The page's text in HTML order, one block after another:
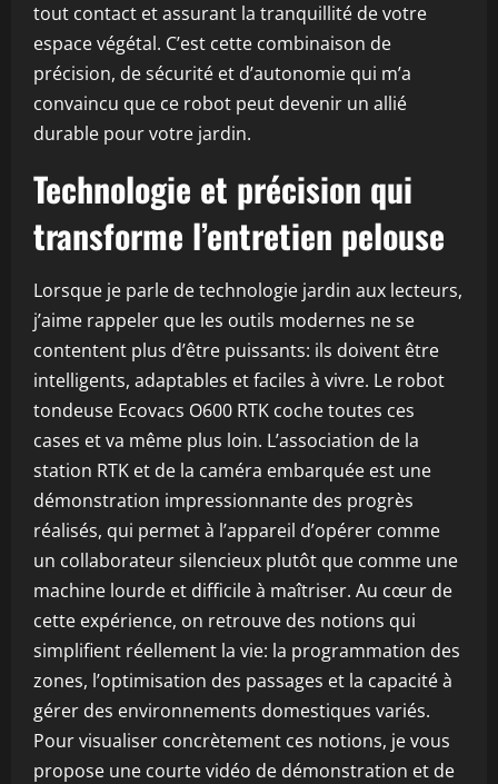
tout contact et assurant la tranquillité de votre
espace végétal. C’est cette combinaison de
précision, de sécurité et d’autonomie qui m’a
convaincu que ce robot peut devenir un allié
durable pour votre jardin.
Technologie et précision qui
transforme l’entretien pelouse
Lorsque je parle de technologie jardin aux lecteurs,
j’aime rappeler que les outils modernes ne se
contentent plus d’être puissants: ils doivent être
intelligents, adaptables et faciles à vivre. Le robot
tondeuse Ecovacs O600 RTK coche toutes ces
cases et va même plus loin. L’association de la
station RTK et de la caméra embarquée est une
démonstration impressionnante des progrès
réalisés, qui permet à l’appareil d’opérer comme
un collaborateur silencieux plutôt que comme une
machine lourde et difficile à maîtriser. Au cœur de
cette expérience, on retrouve des notions qui
simplifient réellement la vie: la programmation des
zones, l’optimisation des passages et la capacité à
gérer des environnements domestiques variés.
Pour visualiser concrètement ces notions, je vous
propose une courte vidéo de démonstration et de